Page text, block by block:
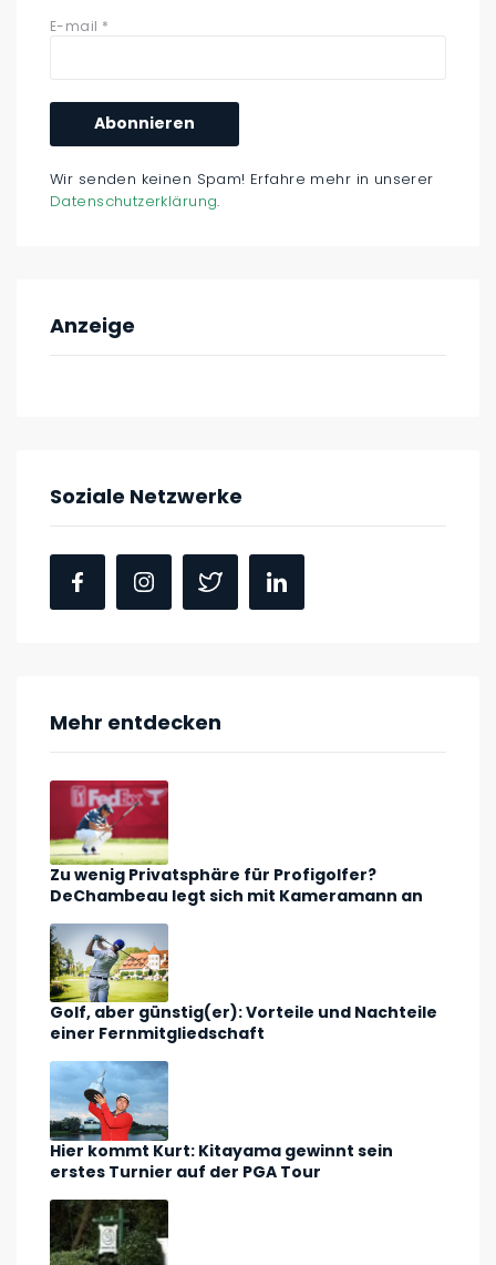
E-mail *
Wir senden keinen Spam! Erfahre mehr in unserer
Datenschutzerklärung.
Anzeige
Soziale Netzwerke
Mehr entdecken
Zu wenig Privatsphäre für Profigolfer?
DeChambeau legt sich mit Kameramann an
Golf, aber günstig(er): Vorteile und Nachteile
einer Fernmitgliedschaft
Hier kommt Kurt: Kitayama gewinnt sein
erstes Turnier auf der PGA Tour